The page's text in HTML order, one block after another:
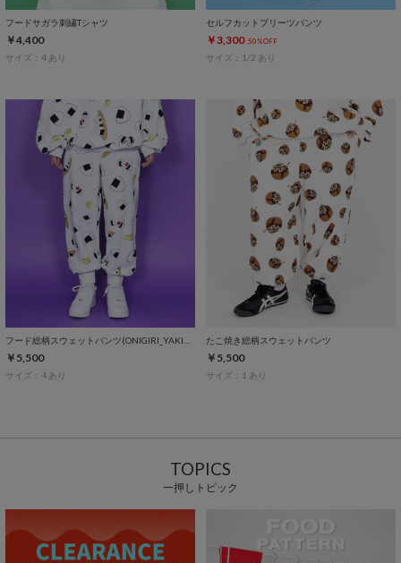
フードサガラ刺繍Tシャツ
￥4,400
サイズ：4 あり
セルフカットプリーツパンツ
￥3,300 50%OFF
サイズ：1/2 あり
￥5,500
サイズ：4 あり
たこ焼き総柄スウェットパンツ
￥5,500
サイズ：1 あり
TOPICS
一押しトピック